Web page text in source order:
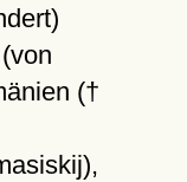
(†